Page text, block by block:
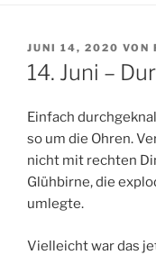
VERÖFFENTLICHT
AM
JUNI 14, 2020 VON
14. Juni –
Einfach
so um die Ohren.
nicht mit rechten
Glühbirne, die
umlegte.
Vielleicht war das